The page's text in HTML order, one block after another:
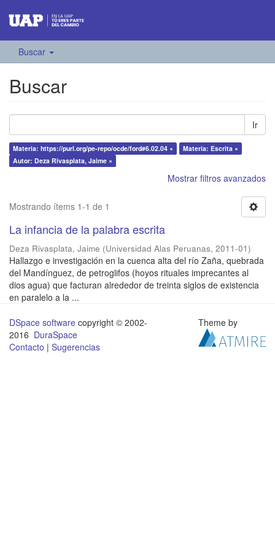
Buscar
Buscar
Ir
Materia: https://purl.org/pe-repo/ocde/ford#6.02.04 ×
Materia: Escrita ×
Autor: Deza Rivasplata, Jaime ×
Mostrar filtros avanzados
Mostrando ítems 1-1 de 1
La infancia de la palabra escrita
Deza Rivasplata, Jaime (Universidad Alas Peruanas, 2011-01)
Hallazgo e investigación en la cuenca alta del río Zaña, quebrada
del Mandínguez, de petroglifos (hoyos rituales imprecantes al
dios agua) que facturan alrededor de treinta siglos de existencia
en paralelo a la ...
DSpace software copyright © 2002-
2016 DuraSpace
Contacto | Sugerencias
Theme by